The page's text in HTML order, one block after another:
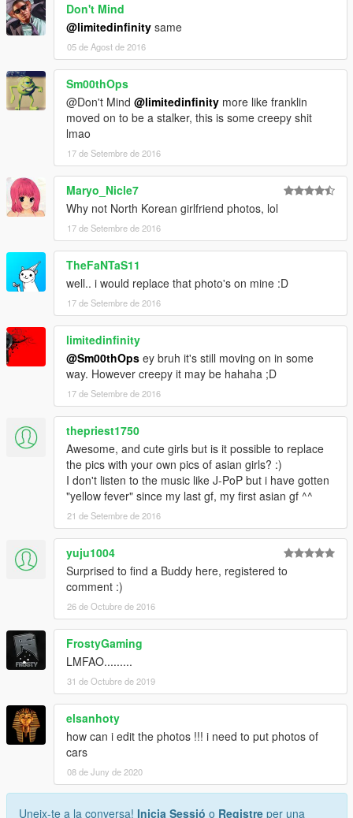
Don't Mind
@limitedinfinity same
05 de Agost de 2016
Sm00thOps
@Don't Mind @limitedinfinity more like franklin
moved on to be a stalker, this is some creepy shit
lmao
17 de Setembre de 2016
Maryo_Nicle7
Why not North Korean girlfriend photos, lol
17 de Setembre de 2016
TheFaNTaS11
well.. i would replace that photo's on mine :D
17 de Setembre de 2016
limitedinfinity
@Sm00thOps ey bruh it's still moving on in some
way. However creepy it may be hahaha ;D
17 de Setembre de 2016
thepriest1750
Awesome, and cute girls but is it possible to replace
the pics with your own pics of asian girls? :)
I don't listen to the music like J-PoP but i have gotten
"yellow fever" since my last gf, my first asian gf ^^
21 de Setembre de 2016
yuju1004
Surprised to find a Buddy here, registered to
comment :)
26 de Octubre de 2016
FrostyGaming
LMFAO.........
31 de Octubre de 2019
elsanhoty
how can i edit the photos !!! i need to put photos of
cars
08 de Juny de 2020
Uneix-te a la conversa! Inicia Sessió o Registre per una